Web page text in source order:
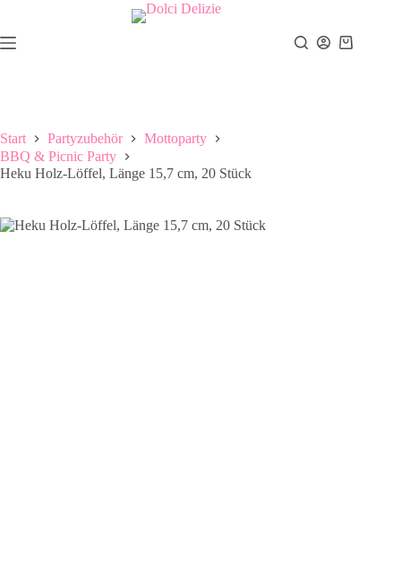
springen
Warenkorb
Start Partyzubehör
Mottoparty
BBQ & Picnic Party
Heku Holz-Löffel, Länge 15,7 cm, 20 Stück